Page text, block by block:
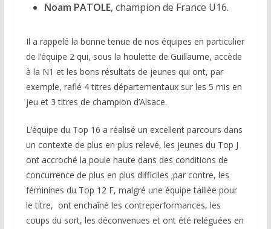
Noam PATOLE, champion de France U16.
Il a rappelé la bonne tenue de nos équipes en particulier
de l’équipe 2 qui, sous la houlette de Guillaume, accède
à la N1 et les bons résultats de jeunes qui ont, par
exemple, raflé 4 titres départementaux sur les 5 mis en
jeu et 3 titres de champion d’Alsace.
L’équipe du Top 16 a réalisé un excellent parcours dans
un contexte de plus en plus relevé, les jeunes du Top J
ont accroché la poule haute dans des conditions de
concurrence de plus en plus difficiles ;par contre, les
féminines du Top 12 F, malgré une équipe taillée pour
le titre, ont enchaîné les contreperformances, les
coups du sort, les déconvenues et ont été reléguées en